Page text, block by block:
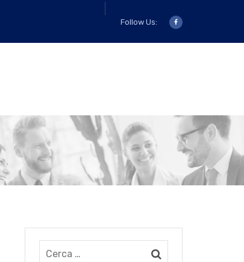
Follow Us: